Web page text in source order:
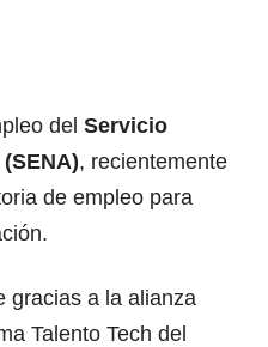
del Servicio
, recientemente
de empleo para
gracias a la alianza
Talento Tech del